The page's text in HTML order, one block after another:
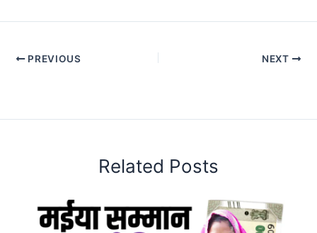
PREVIOUS NEXT
Related Posts